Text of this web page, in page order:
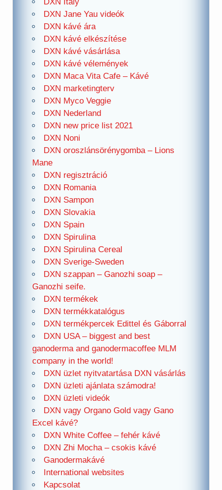
DXN Jane Yau videók
DXN kávé ára
DXN kávé elkészítése
DXN kávé vásárlása
DXN kávé vélemények
DXN Maca Vita Cafe – Kávé
DXN marketingterv
DXN Myco Veggie
DXN Nederland
DXN new price list 2021
DXN Noni
DXN oroszlánsörénygomba – Lions
Mane
DXN regisztráció
DXN Romania
DXN Sampon
DXN Slovakia
DXN Spain
DXN Spirulina
DXN Spirulina Cereal
DXN Sverige-Sweden
DXN szappan – Ganozhi soap –
Ganozhi seife.
DXN termékek
DXN termékkatalógus
DXN termékpercek Edittel és Gáborral
DXN USA – biggest and best
ganoderma and ganodermacoffee MLM
company in the world!
DXN üzlet nyitvatartása DXN vásárlás
DXN üzleti ajánlata számodra!
DXN üzleti videók
DXN vagy Organo Gold vagy Gano
Excel kávé?
DXN White Coffee – fehér kávé
DXN Zhi Mocha – csokis kávé
Ganodermakávé
International websites
Kapcsolat